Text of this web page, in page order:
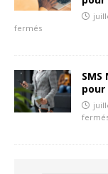
fermés